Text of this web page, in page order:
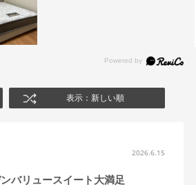
表示：新しい順
2026.6.15
バリュースイート大満足